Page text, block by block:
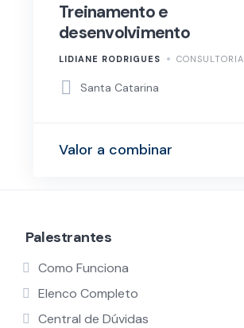
Treinamento e
desenvolvimento
LIDIANE RODRIGUES CONSULTORIA
Santa Catarina
Valor a combinar
Palestrantes
Como Funciona
Elenco Completo
Central de Dúvidas